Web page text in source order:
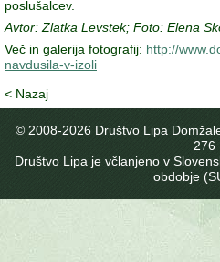
poslušalcev.
Avtor: Zlatka Levstek; Foto: Elena
Več in galerija fotografij: http://
navdusila-v-izoli
< Nazaj
© 2008-2026 Društvo Lipa
276
Društvo Lipa je včlanjeno v
obdobje